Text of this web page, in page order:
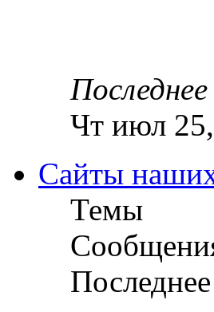
Чт июл
Сайты
Темы